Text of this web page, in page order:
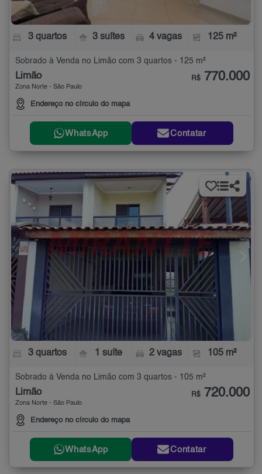
3 quartos 3 suítes 4 vagas 125 m²
Sobrado à Venda no Limão com 3 quartos - 125 m²
Limão
Zona Norte - São Paulo
Endereço no círculo do mapa
R$ 770.000
WhatsApp Contatar
3 quartos 1 suíte 2 vagas 105 m²
Sobrado à Venda no Limão com 3 quartos - 105 m²
Limão
Zona Norte - São Paulo
Endereço no círculo do mapa
R$ 720.000
WhatsApp Contatar